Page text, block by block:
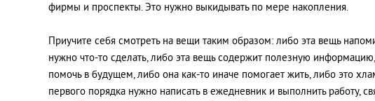
фирмы и проспекты. Это нужно выкидывать по мере накопления.
Приучите себя смотреть на вещи таким образом: либо эта вещь
нужно что-то сделать, либо эта вещь содержит полезную
помочь в будущем, либо она как-то иначе помогает жить, либо это
первого порядка нужно написать в ежедневник и выполнить работу,